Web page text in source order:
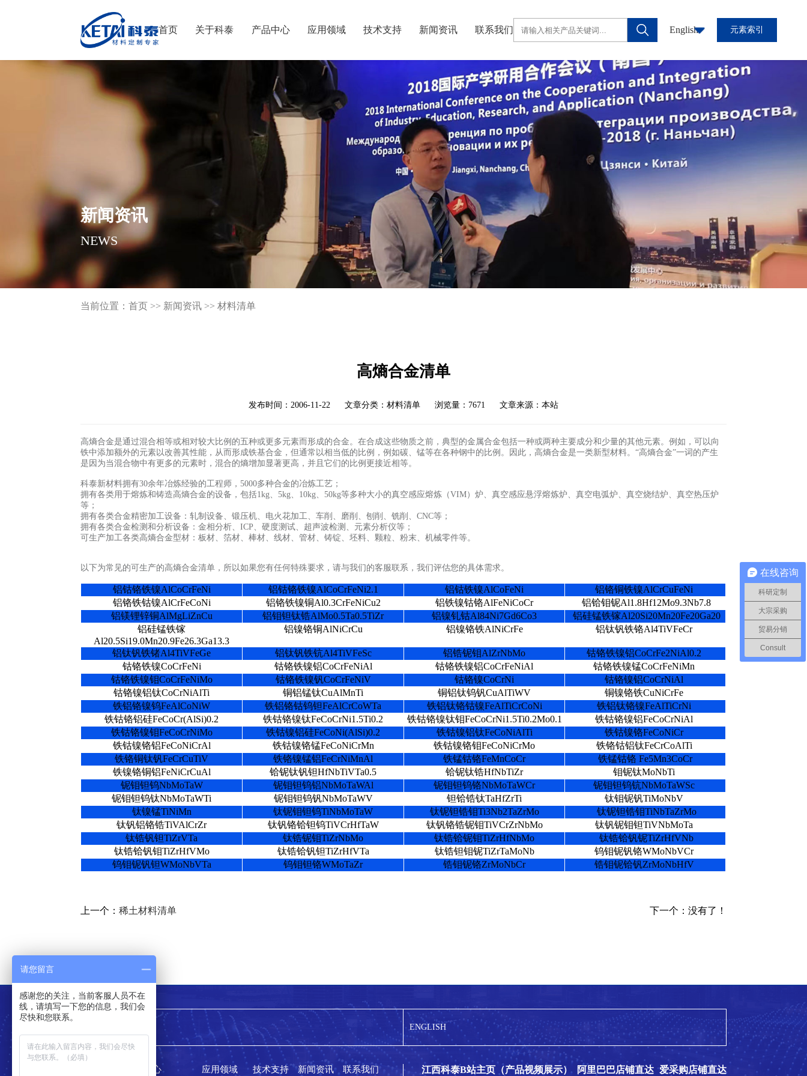
首页 关于科泰 产品中心 应用领域 技术支持 新闻资讯 联系我们 English 元素索引
新闻资讯
NEWS
当前位置：首页 >> 新闻资讯 >>材料清单
高熵合金清单
发布时间：2006-11-22 文章分类：材料清单 浏览量：7671 文章来源：本站
高熵合金是通过混合相等或相对较大比例的五种或更多元素而形成的合金。在合成这些物质之前，典型的金属合金包括一种或两种主要成分和少量的其他元素。例如，可以向
铁中添加额外的元素以改善其性能，从而形成铁基合金，但通常以相当低的比例，例如碳、锰等在各种钢中的比例。因此，高熵合金是一类新型材料。“高熵合金”一词的产生
是因为当混合物中有更多的元素时，混合的熵增加显著更高，并且它们的比例更接近相等。
科泰新材料拥有30余年冶炼经验的工程师，5000多种合金的冶炼工艺；
拥有各类用于熔炼和铸造高熵合金的设备 ，包括1kg、5kg、10kg、50kg等多种大小的真空感应熔炼（VIM）炉、真空感应悬浮熔炼炉、真空电弧炉、真空烧结炉、真空热压炉
等；
拥有各类合金精密加工设备 ：轧制设备、锻压机、电火花加工、车削、磨削、刨削、铣削、CNC等；
拥有各类合金检测和分析设备 ：金相分析、ICP、硬度测试、超声波检测、元素分析仪等；
可生产加工各类高熵合金型材 ：板材、箔材、棒材、线材、管材、铸锭、坯料、颗粒、粉末、机械零件等。
以下为常见的可生产的高熵合金清单，所以如果您有任何特殊要求，请与我们的客服联系，我们评估您的具体需求。
铝钴铬铁镍AlCoCrFeNi 铝钴铬铁镍AlCoCrFeNi2.1 铝钴铁镍AlCoFeNi
铝铬铜铁镍AlCrCuFeNi
铝铬铁钴镍AlCrFeCoNi
铝铬铁镍铜Al0.3CrFeNiCu2 铝铁镍钴铬AlFeNiCoCr
铝铪钼铌Al1.8Hf12Mo9.3Nb7.8
铝镁锂锌铜AlMgLiZnCu
铝钼钽钛锆AlMo0.5Ta0.5TiZr 铝镍钆钴Al84Ni7Gd6Co3
铝硅锰铁镓Al20Si20Mn20Fe20Ga20
铝硅锰铁镓
Al20.5Si19.0Mn20.9Fe26.3Ga13.3
铝镍铬铜AlNiCrCu 铝镍铬铁AlNiCrFe 铝钛钒铁铬Al4TiVFeCr
铝钛钒铁锗Al4TiVFeGe 铝钛钒铁钪Al4TiVFeSc 铝锆铌钼AlZrNbMo
钴铬铁镍铝CoCrFe2NiAl0.2
钴铬铁镍CoCrFeNi
钴铬铁镍铝CoCrFeNiAl 钴铬铁镍铝CoCrFeNiAl
钴铬铁镍锰CoCrFeNiMn
钴铬铁镍钼CoCrFeNiMo
钴铬铁镍钒CoCrFeNiV 钴铬镍CoCrNi
钴铬镍铝CoCrNiAl
钴铬镍铝钛CoCrNiAlTi
铜铝锰钛CuAlMnTi 铜铝钛钨钒CuAlTiWV
铜镍铬铁CuNiCrFe
铁铝铬镍钨FeAlCoNiW
铁铝铬钴钨钽FeAlCrCoWTa 铁铝钛铬钴镍FeAlTiCrCoNi
铁铝钛铬镍FeAlTiCrNi
铁钴铬铝硅FeCoCr(AlSi)0.2
铁钴铬镍钛FeCoCrNi1.5Ti0.2 铁钴铬镍钛钼FeCoCrNi1.5Ti0.2Mo0.1
铁钴铬镍铝FeCoCrNiAl
铁钴铬镍钼FeCoCrNiMo
铁钴镍铝硅FeCoNi(AlSi)0.2 铁钴镍铝钛FeCoNiAlTi
铁钴镍铬FeCoNiCr
铁钴镍铬铝FeCoNiCrAl
铁钴镍铬锰FeCoNiCrMn 铁钴镍铬钼FeCoNiCrMo
铁铬钴铝钛FeCrCoAlTi
铁铬铜钛钒FeCrCuTiV
铁铬镍锰铝FeCrNiMnAl 铁锰钴铬FeMnCoCr
铁锰钴铬 Fe5Mn3CoCr
铁镍铬铜铝FeNiCrCuAl
铪铌钛钒钽HfNbTiVTa0.5 铪铌钛锆HfNbTiZr
钼铌钛MoNbTi
铌钼钽钨NbMoTaW
铌钼钽钨铝NbMoTaWAl 铌钼钽钨铬NbMoTaWCr
铌钼钽钨钪NbMoTaWSc
铌钼钽钨钛NbMoTaWTi
铌钼钽钨钒NbMoTaWV 钽铪锆钛TaHfZrTi
钛钼铌钒TiMoNbV
钛镍锰TiNiMn
钛铌钼钽钨TiNbMoTaW 钛铌钽锆钼Ti3Nb2TaZrMo
钛铌钽锆钼TiNbTaZrMo
钛钒铝铬锆TiVAlCrZr
钛钒铬铪钽钨TiVCrHfTaW 钛钒铬锆铌钼TiVCrZrNbMo
钛钒铌钼钽TiVNbMoTa
钛锆钒钽TiZrVTa
钛锆铌钼TiZrNbMo 钛锆铪铌钼TiZrHfNbMo
钛锆铪钒铌TiZrHfVNb
钛锆铪钒钼TiZrHfVMo
钛锆铪钒钽TiZrHfVTa 钛锆钽钼铌TiZrTaMoNb
钨钼铌钒铬WMoNbVCr
钨钼铌钒钽WMoNbVTa
钨钼钽铬WMoTaZr 锆钼铌铬ZrMoNbCr 锆钼铌铪钒ZrMoNbHfV
上一个：稀土材料清单 下一个：没有了！
ENGLISH
产品中心 应用领域 技术支持 新闻资讯 联系我们 江西科泰B站主页（产品视频展示） 阿里巴巴店铺直达 爱采购店铺直达
在线咨询
科研定制
大宗采购
贸易分销
Consult
请您留言
感谢您的关注，当前客服人员不在
线，请填写一下您的信息，我们会
尽快和您联系。